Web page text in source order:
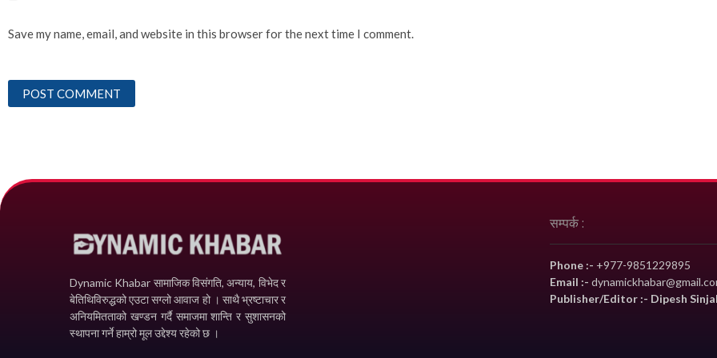
Save my name, email, and website in this browser for the next time I comment.
Dynamic Khabar सामाजिक विसंगति, अन्याय, विभेद­ र
बेतिथिविरुद्धको एउटा सग्लो आवाज हो । साथै भ्रष्टाचार र
अनियमितताको खण्डन गर्दै समाजमा शान्ति र सुशासनको
स्थापना गर्ने हाम्रो मूल उद्देश्य रहेको छ ।
सम्पर्क :
Phone :- +977-9851229895
Email :-
Publisher/Editor :- Dipesh